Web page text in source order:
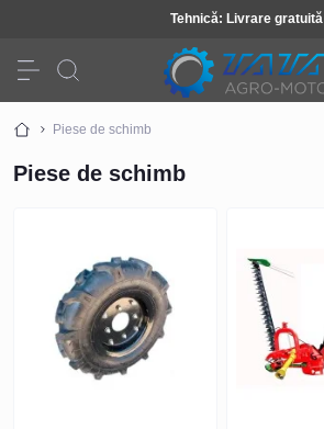
Tehnică: Livrare gratuită
Piese de schimb
Piese de schimb